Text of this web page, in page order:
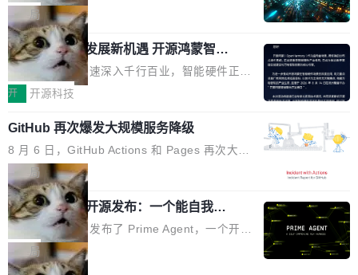
Agency年度合辑的观察指出,“产品”这个离消费
者最近的载体,在整个品牌营销层面的权重显著变
高了。全域营销服务商的竞争正在从规模转向深
度,案例厚度、全域覆盖、多线协同...
破的事实。 Jordan 随后补充了一句软化声明：
「我不认为这些会议上大部分论文都在过度宣传
或造假。问题是，作为读者，如果你筛选出那些
看起来最令人兴奋的论文，那它们大部分都是过
度宣传的。」 这才是真正的痛点。不是所有论文
都有问题，是最吸引眼球的那批论文最有问题。
他引用的帖子来自 Mathew Shen，一位 ICLR 2
026 的读者：「看了篇 ...
这句话不是来自某个技术博客，而是出自 Hieu
Pham 的一条推文。Hieu Pham 是谁？他是 xAI
的早期工程师之一，在 Grok 训练基础设施团队
工作过。近日他在 X 上发了一条帖子，列出了他
认为现代 AI 领域最重要的三个开源项目。 第一
理由很具体。FA 系列不需要解释，但 FA2 是他
认为最重要的一个——复杂度恰到好处，刚好能
驱动你去学 CuTe，但还没被那些"邪恶的" Hopp
er++ 优化所淹没，足够容易修改和适配。 更关
键的是 FA2 的持久性...
局
共商智能硬件发展新机遇 开源鸿蒙智能
硬件开发者日杭州站即将举行
随着万物智联加速深入千行百业，智能硬件正从
单点设备迈向智能化、网联化、协同化发展。作
鸿蒙通过统一技术底座和分布式能力，为不同类
型智能设备的开发、连接与互联提供关键支撑，
也为产业链企业探索产品创新与商业增长打开新
的空间。 8月14日，开源鸿蒙智能硬件开发者日
（OHDD：OpenHarmony Hardware Develope
r Day）将在杭州启航。活动面向智能硬件产业
链企业和开发者，邀请行业专家与资深技术顾
问，围绕开源鸿蒙技术能力、设备适配、芯片适
开 开源科技
GitHub 再次爆发大规模服务降级
8 月 6 日，GitHub Actions 和 Pages 再次大规
模服务降级，Actions 完全不可用超过 5 小时，
webhook 停发，连自托管 runner 也因调度层故
障无法工作。Pages、Copilot code review、C
opilot coding agent 全部受影响。从检测到完全
恢复，大约 12 小时。 这是 2026 年 8 月的第六
起事故，其中四起与 AI/Copilot 服务相关。 Git
局
Prime Agent 开源发布：一个能自我改
进的编程 Agent，ARC-AGI 3 超越人类
专家基线
Prime Intellect 发布了 Prime Agent，一个开源
的编程 Agent Harness，核心设计围绕两个抽
象：Recursive Language Model（RLM）和 C
局